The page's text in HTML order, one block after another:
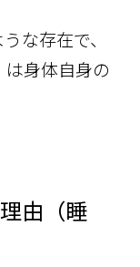
な存在で、
は身体自身の
由（睡